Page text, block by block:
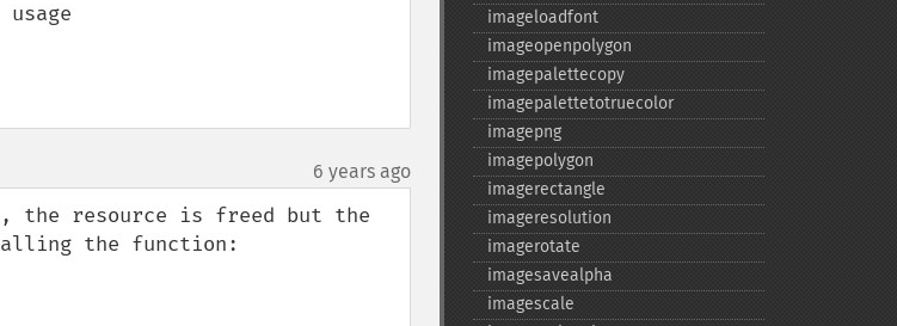
6 years ago
the resource is freed but the
the function:
imageloadfont
imageopenpolygon
imagepalettecopy
imagepalettetotruecolor
imagepng
imagepolygon
imagerectangle
imageresolution
imagerotate
imagesavealpha
imagescale